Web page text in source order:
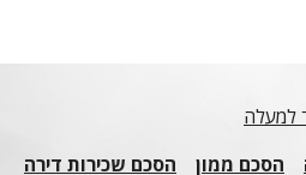
למעלה
הסכם ממון
הסכם שכירות דירה